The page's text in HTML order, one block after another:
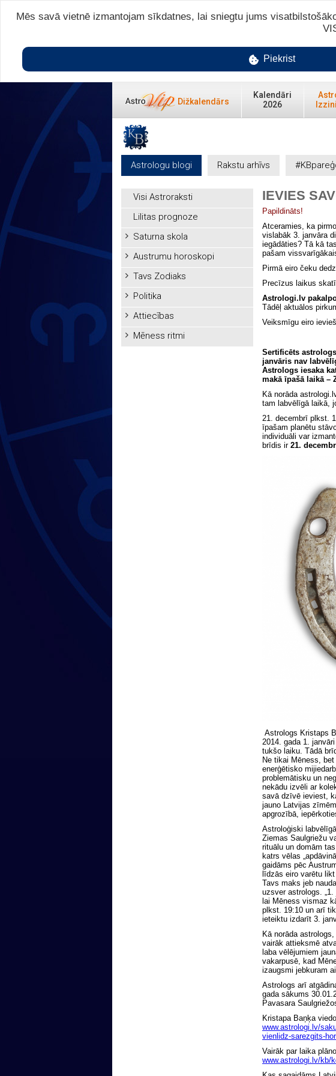
Dižkalendārs
Kalendāri
2026
Astrologu blogi Rakstu arhīvs
Visi Astroraksti
Lilitas prognoze
Saturna skola
Austrumu horoskopi
Tavs Zodiaks
Politika
Attiecības
Mēness ritmi
IEVIES
Papildināts!
Atceramies, ka
vislabāk 3. janvāra
iegādāties? Tā kā
pašam
Pirmā eiro čeku
Precīzus laikus
Astrologi.lv
Tādēļ aktuālos
Veiksmīgu eiro
Sertificēts
janvāris nav
Astrologs iesaka
makā īpašā laikā –
Kā norāda
tam labvēlīgā laikā,
21. decembrī plkst.
īpašam planētu
individuāli var
brīdis ir 21.
Astrologs Kristaps
2014. gada 1.
tukšo laiku. Tādā
Ne tikai Mēness,
enerģētisko
problemātisku un
nekādu izvēli ar
savā dzīvē ieviest,
jauno Latvijas
apgrozībā,
Astroloģiski
Ziemas Saulgriežu
rituālu un domām
katrs vēlas
gaidāms pēc
līdzās eiro varētu
Tavs maks jeb
uzsver astrologs.
lai Mēness vismaz
plkst. 19:10 un arī
ieteiktu izdarīt 3.
Kā norāda
vairāk attieksmē
laba vēlējumiem
vakarpusē, kad
izaugsmi jebkuram
Astrologs arī
gada sākums
Pavasara
Kristapa Baņķa
www.astrologi.lv/
vienlidz-sarezgits-
Vairāk par laika
www.astrologi.lv/kb/
Mēs savā vietnē izmantojam sīkdatnes, lai sniegtu jums
Piekrist